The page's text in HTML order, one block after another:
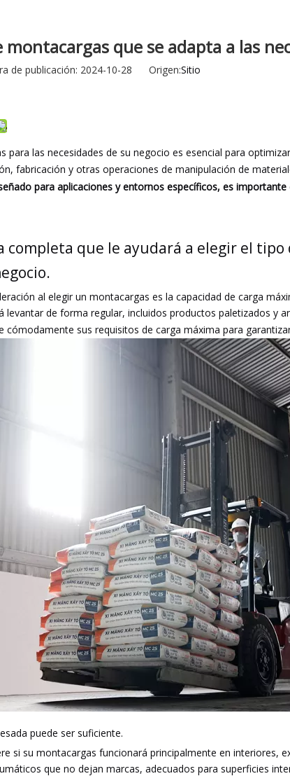
Accesorio y piezas para
que se adapta a las
publicación: 2024-10-28 Origen:Sitio
para las necesidades de su negocio es esencial para
fabricación y otras operaciones de manipulación de
para aplicaciones y entornos específicos, es
que le ayudará a elegir el tipo
al elegir un montacargas es la capacidad de carga
levantar de forma regular, incluidos productos paletizados y
cómodamente sus requisitos de carga máxima para
puede ser suficiente.
si su montacargas funcionará principalmente en interiores,
que no dejan marcas, adecuados para superficies